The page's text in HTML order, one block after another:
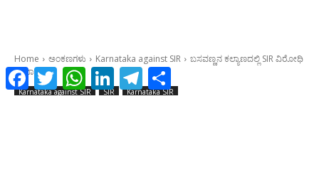
FacebookTwitter WhatsAppLinkedInTelegram